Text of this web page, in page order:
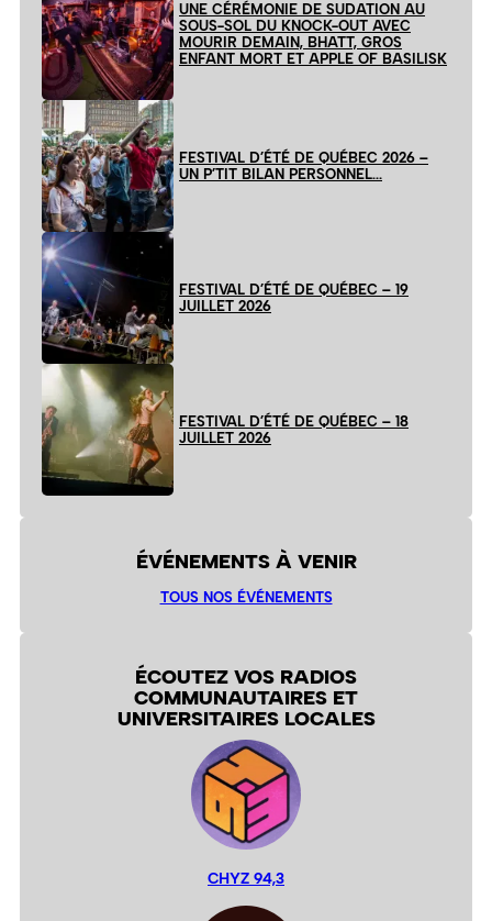
UNE CÉRÉMONIE DE SUDATION AU
SOUS-SOL DU KNOCK-OUT AVEC
MOURIR DEMAIN, BHATT, GROS
ENFANT MORT ET APPLE OF BASILISK
FESTIVAL D’ÉTÉ DE QUÉBEC 2026 –
UN P’TIT BILAN PERSONNEL…
FESTIVAL D’ÉTÉ DE QUÉBEC – 19
JUILLET 2026
FESTIVAL D’ÉTÉ DE QUÉBEC – 18
JUILLET 2026
ÉVÉNEMENTS À VENIR
TOUS NOS ÉVÉNEMENTS
ÉCOUTEZ VOS RADIOS
COMMUNAUTAIRES ET
UNIVERSITAIRES LOCALES
CHYZ 94,3